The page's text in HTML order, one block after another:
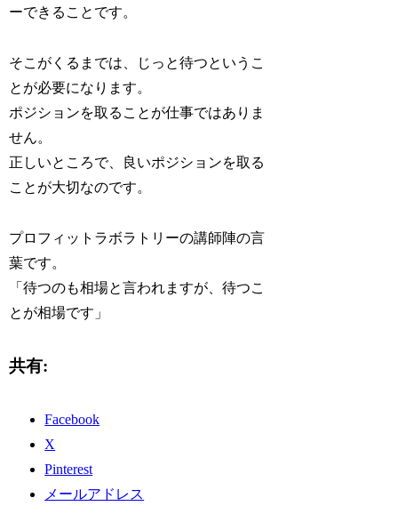
ーできることです。
そこがくるまでは、じっと待つというこ
とが必要になります。
ポジションを取ることが仕事ではありま
せん。
正しいところで、良いポジションを取る
ことが大切なのです。
プロフィットラボラトリーの講師陣の言
葉です。
「待つのも相場と言われますが、待つこ
とが相場です」
共有:
Facebook
X
Pinterest
メールアドレス